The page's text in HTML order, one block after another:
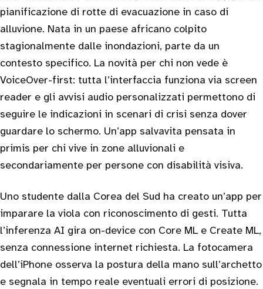
pianificazione di rotte di evacuazione in caso di
alluvione. Nata in un paese africano colpito
stagionalmente dalle inondazioni, parte da un
contesto specifico. La novità per chi non vede è
VoiceOver-first: tutta l’interfaccia funziona via screen
reader e gli avvisi audio personalizzati permettono di
seguire le indicazioni in scenari di crisi senza dover
guardare lo schermo. Un’app salvavita pensata in
primis per chi vive in zone alluvionali e
secondariamente per persone con disabilità visiva.
Uno studente dalla Corea del Sud ha creato un’app per
imparare la viola con riconoscimento di gesti. Tutta
l’inferenza AI gira on-device con Core ML e Create ML,
senza connessione internet richiesta. La fotocamera
dell’iPhone osserva la postura della mano sull’archetto
e segnala in tempo reale eventuali errori di posizione.